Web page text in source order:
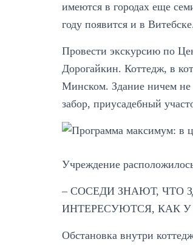
имеются в городах еще
году появится и в
Провести экскурсию по
Дорогайкин. Коттедж, в
Минском. Здание ничем не
забор, приусадебный
Учреждение
– СОСЕДИ ЗНАЮТ, ЧТО
ИНТЕРЕСУЮТСЯ, КАК У
Обстановка внутри